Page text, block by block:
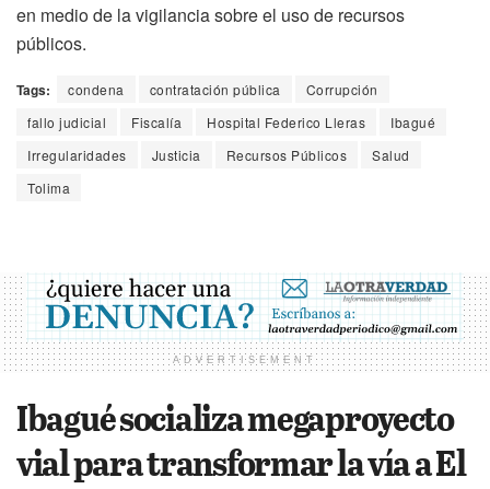
en medio de la vigilancia sobre el uso de recursos
públicos.
Tags: condena contratación pública
Corrupción
fallo judicial
Fiscalía Hospital Federico Lleras
Ibagué
Irregularidades
Justicia Recursos Públicos
Salud
Tolima
ADVERTISEMENT
Ibagué socializa megaproyecto
vial para transformar la vía a El